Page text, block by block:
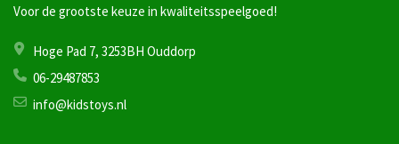
Voor de grootste keuze in kwaliteitsspeelgoed!
Hoge Pad 7, 3253BH Ouddorp
06-29487853
info@kidstoys.nl